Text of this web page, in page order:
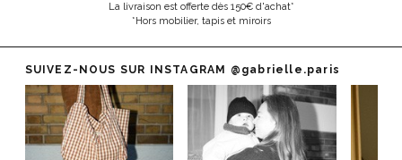
La livraison est offerte dès 150€ d'achat*
*Hors mobilier, tapis et miroirs
SUIVEZ-NOUS SUR INSTAGRAM @gabrielle.paris